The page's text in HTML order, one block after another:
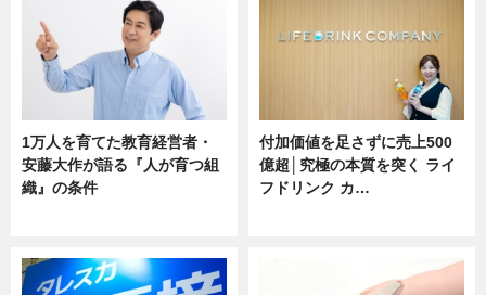
1万人を育てた教育経営者・
安藤大作が語る『人が育つ組
織』の条件
付加価値を足さずに売上500
億超│究極の本質を突く ライ
フドリンク カ…